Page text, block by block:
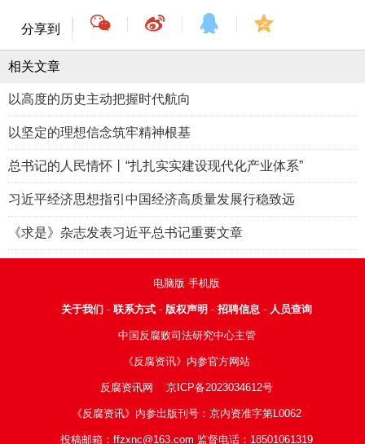
分享到
相关文章
以高度的历史主动把握时代航向
以坚定的理想信念筑牢精神根基
总书记的人民情怀丨“扎扎实实建设现代化产业体系”
习近平经济思想指引中国经济高质量发展行稳致远
《求是》杂志发表习近平总书记重要文章
电脑版 手机版
关于我们 - 联系方式 - 版权声明 - 招聘信息 - 人员查询
中国反腐败司法研究中心主管
《反腐资讯》内参官方网站
反腐资讯网 京ICP备2023034612号
《反腐资讯》内参出版刊号：京内资准字第L0062
投稿邮箱：ffzxnc@163.com 监督电话：18501061319